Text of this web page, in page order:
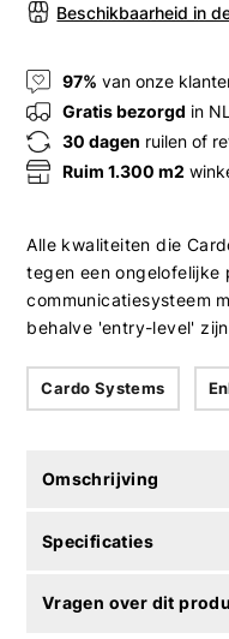
Beschikbaarheid in
97% van onze
Gratis bezorgd in NL
30 dagen ruilen of
Ruim 1.300 m2
Alle kwaliteiten die
tegen een ongelofelijke
communicatiesysteem
behalve 'entry-level'
Cardo Systems
Omschrijving
Specificaties
Vragen over dit